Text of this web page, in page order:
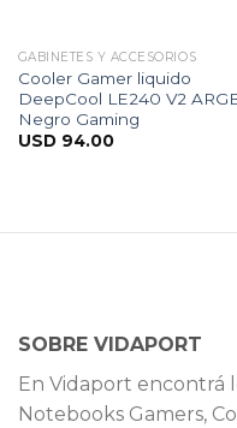
GABINETES Y ACCESORIOS
Cooler Gamer liquido
DeepCool LE240 V2
Negro Gaming
USD 94.00
SOBRE VIDAPORT
En Vidaport encontrá
Notebooks Gamers,